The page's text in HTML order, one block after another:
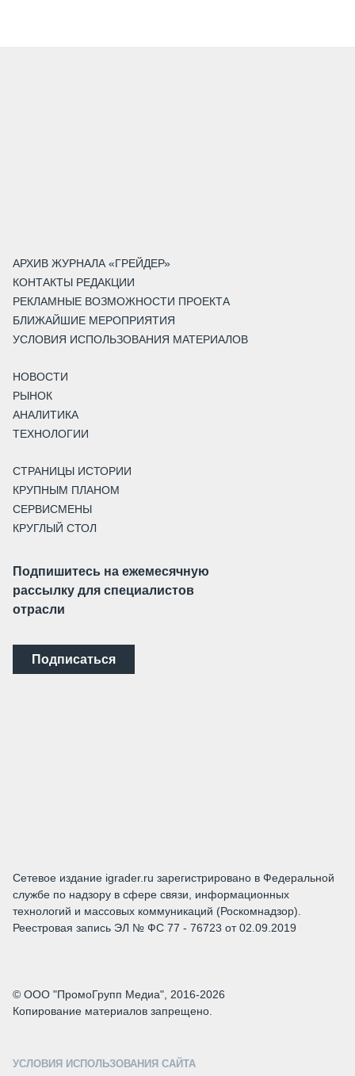
АРХИВ ЖУРНАЛА «ГРЕЙДЕР»
КОНТАКТЫ РЕДАКЦИИ
РЕКЛАМНЫЕ ВОЗМОЖНОСТИ ПРОЕКТА
БЛИЖАЙШИЕ МЕРОПРИЯТИЯ
УСЛОВИЯ ИСПОЛЬЗОВАНИЯ МАТЕРИАЛОВ
НОВОСТИ
РЫНОК
АНАЛИТИКА
ТЕХНОЛОГИИ
СТРАНИЦЫ ИСТОРИИ
КРУПНЫМ ПЛАНОМ
СЕРВИСМЕНЫ
КРУГЛЫЙ СТОЛ
Подпишитесь на ежемесячную
рассылку для специалистов
отрасли
Подписаться
Сетевое издание igrader.ru зарегистрировано в Федеральной
службе по надзору в сфере связи, информационных
технологий и массовых коммуникаций (Роскомнадзор).
Реестровая запись ЭЛ № ФС 77 - 76723 от 02.09.2019
© ООО "ПромоГрупп Медиа", 2016-2026
Копирование материалов запрещено.
УСЛОВИЯ ИСПОЛЬЗОВАНИЯ САЙТА